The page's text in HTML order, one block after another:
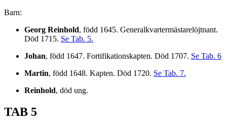
Barn:
Georg Reinhold, född 1645. Generalkvartermästarelöjtnant.
Död 1715. Se Tab. 5.
Johan, född 1647. Fortifikationskapten. Död 1707. Se Tab. 6
Martin, född 1648. Kapten. Död 1720. Se Tab. 7.
Reinhold, död ung.
TAB 5